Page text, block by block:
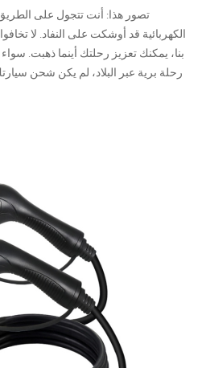
تصور هذا: أنت تتجول على
الكهربائية قد أوشكت على النفاد. لا
بنا، يمكنك تعزيز رحلتك أينما ذهبت.
رحلة برية عبر البلاد، لم يكن شحن